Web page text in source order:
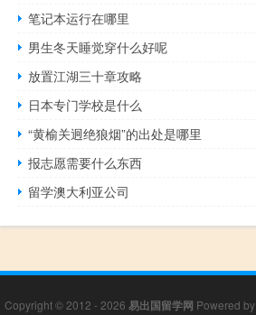
笔记本运行在哪里
男生冬天睡觉穿什么好呢
放置江湖三十章攻略
日本专门学校是什么
“黄榆关迥绝狼烟”的出处是哪里
报志愿需要什么东西
留学澳大利亚公司
Copyright © 2012 - 2026 易出国留学网 Powered by